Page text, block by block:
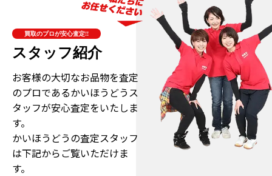
買取のプロが安心査定!!
スタッフ紹介
お客様の大切なお品物を査定
のプロであるかいほうどうス
タッフが安心査定をいたしま
す。
かいほうどうの査定スタッフ
は下記からご覧いただけま
す。